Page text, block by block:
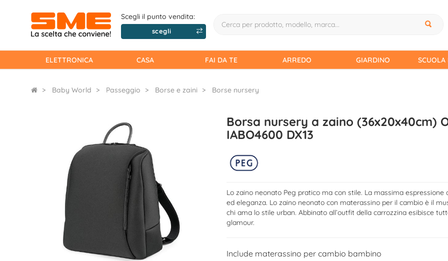
Scegli il punto vendita:
scegli
ELETTRONICA CASA FAI DA TE ARREDO GIARDINO SCUOLA
Baby World Passeggio Borse e zaini Borse nursery
Borsa nursery a zaino (36x20x40cm)
IABO4600 DX13
Lo zaino neonato Peg pratico ma con stile. La massima espressione
ed eleganza. Lo zaino neonato con materassino per il cambio è il
chi ama lo stile urban. Abbinato all’outfit della carrozzina esibisce
glamour.
Include materassino per cambio bambino